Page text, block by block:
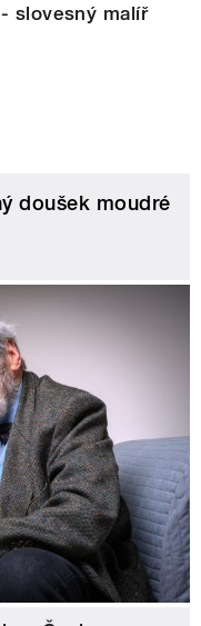
slovesný malíř
doušek moudré